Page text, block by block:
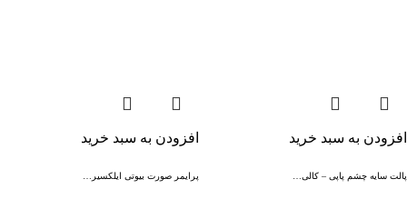
افزودن به سبد خرید
پالت سایه چشم پاپی – کالی…
افزودن به سبد خرید
پرایمر صورت بیوتی ایلکسیر…